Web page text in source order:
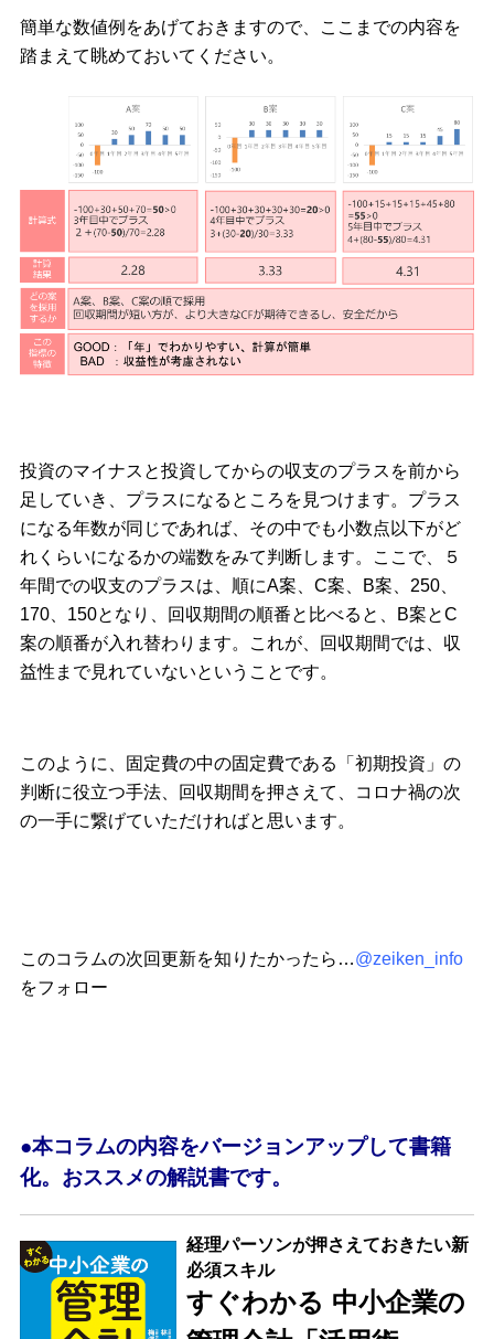
簡単な数値例をあげておきますので、ここまでの内容を
踏まえて眺めておいてください。
投資のマイナスと投資してからの収支のプラスを前から
足していき、プラスになるところを見つけます。プラス
になる年数が同じであれば、その中でも小数点以下がど
れくらいになるかの端数をみて判断します。ここで、５
年間での収支のプラスは、順にA案、C案、B案、250、
170、150となり、回収期間の順番と比べると、B案とC
案の順番が入れ替わります。これが、回収期間では、収
益性まで見れていないということです。
このように、固定費の中の固定費である「初期投資」の
判断に役立つ手法、回収期間を押さえて、コロナ禍の次
の一手に繋げていただければと思います。
このコラムの次回更新を知りたかったら…@zeiken_info
をフォロー
●本コラムの内容をバージョンアップして書籍
化。おススメの解説書です。
経理パーソンが押さえておきたい新
必須スキル
すぐわかる 中小企業の